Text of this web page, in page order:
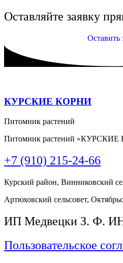
Оставляйте заявку
Оставить
КУРСКИЕ КОРНИ
Питомник растений
Питомник растений
+7 (910) 215-24-66
Курский район, Винниковский
Артюховский сельсовет,
ИП Медвецки З. Ф.
Пользовательское